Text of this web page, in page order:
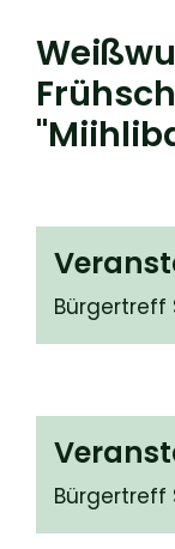
Bürgertreff
Bürgertreff